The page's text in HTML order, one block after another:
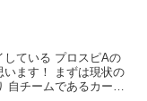
している プロスピAの
います！ まずは現状の
自チームであるカープ